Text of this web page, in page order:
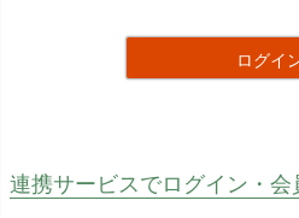
ログイ
連携サービスでログイン・会